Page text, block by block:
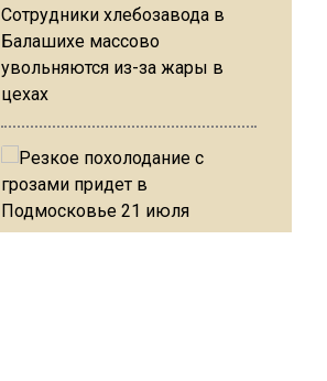
Сотрудники хлебозавода в
Балашихе массово
увольняются из-за жары в
цехах